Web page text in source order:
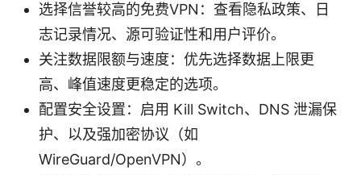
选择信誉较高的免费VPN：查看隐私政策、日
志记录情况、源可验证性和用户评价。
关注数据限额与速度：优先选择数据上限更
高、峰值速度更稳定的选项。
配置安全设置：启用 Kill Switch、DNS 泄漏保
护、以及强加密协议（如
WireGuard/OpenVPN）。